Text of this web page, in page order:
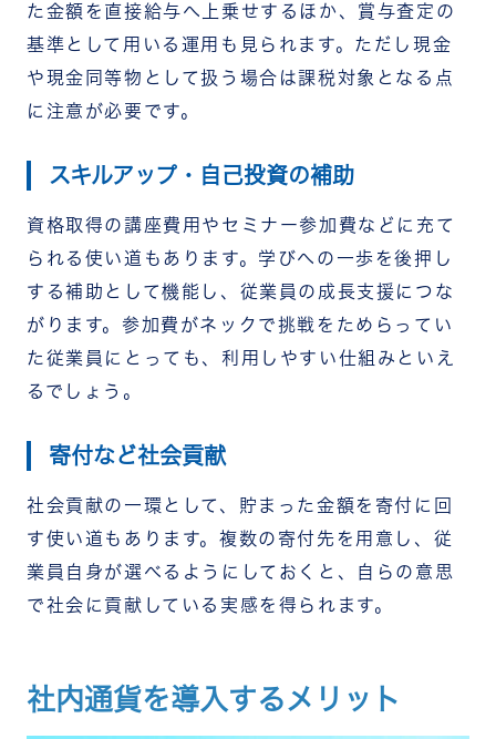
た金額を直接給与へ上乗せするほか、賞与査定の
基準として用いる運用も見られます。ただし現金
や現金同等物として扱う場合は課税対象となる点
に注意が必要です。
スキルアップ・自己投資の補助
資格取得の講座費用やセミナー参加費などに充て
られる使い道もあります。学びへの一歩を後押し
する補助として機能し、従業員の成長支援につな
がります。参加費がネックで挑戦をためらってい
た従業員にとっても、利用しやすい仕組みといえ
るでしょう。
寄付など社会貢献
社会貢献の一環として、貯まった金額を寄付に回
す使い道もあります。複数の寄付先を用意し、従
業員自身が選べるようにしておくと、自らの意思
で社会に貢献している実感を得られます。
社内通貨を導入するメリット